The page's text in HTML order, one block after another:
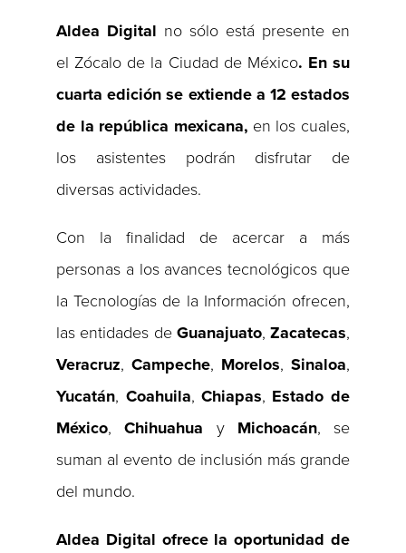
Aldea Digital no sólo está presente en
el Zócalo de la Ciudad de México. En su
cuarta edición se extiende a 12 estados
de la república mexicana, en los cuales,
los asistentes podrán disfrutar de
diversas actividades.
Con la finalidad de acercar a más
personas a los avances tecnológicos que
la Tecnologías de la Información ofrecen,
las entidades de Guanajuato, Zacatecas,
Veracruz,Campeche, Morelos, Sinaloa,
Yucatán, Coahuila, Chiapas, Estado de
México,Chihuahua y Michoacán, se
suman al evento de inclusión más grande
del mundo.
Aldea Digital ofrece la oportunidad de